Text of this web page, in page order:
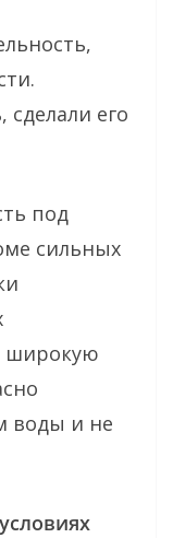
его
под
сильных
широкую
воды и не